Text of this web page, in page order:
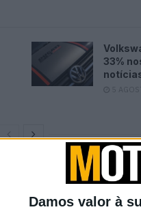
Damos valor à
33%
5
para 2022